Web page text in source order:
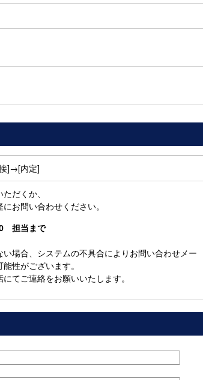
]→[内定]
だくか、
お問い合わせください。
担当まで
場合、システムの不具合によりお問い合わせメー
性がございます。
てご連絡をお願いいたします。